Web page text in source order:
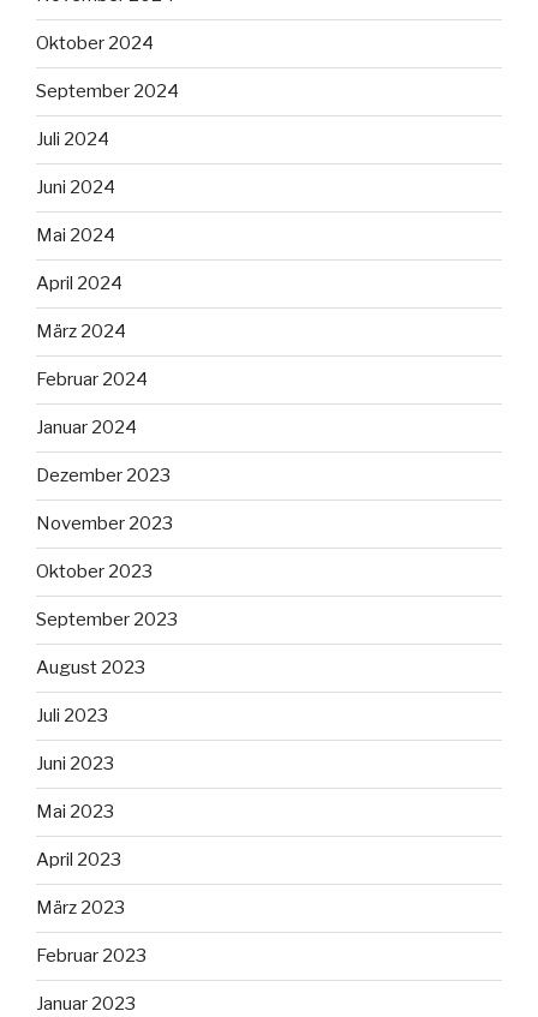
Oktober 2024
September 2024
Juli 2024
Juni 2024
Mai 2024
April 2024
März 2024
Februar 2024
Januar 2024
Dezember 2023
November 2023
Oktober 2023
September 2023
August 2023
Juli 2023
Juni 2023
Mai 2023
April 2023
März 2023
Februar 2023
Januar 2023